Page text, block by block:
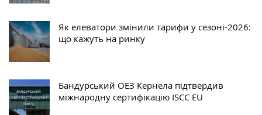
Як елеватори змінили тарифи у сезоні-2026:
що кажуть на ринку
Бандурський ОЕЗ Кернела підтвердив
міжнародну сертифікацію ISCC EU